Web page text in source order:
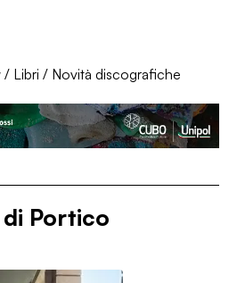
/ Libri / Novità discografiche
Portico